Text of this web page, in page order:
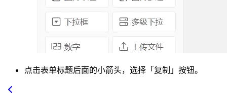
点击表单标题后面的小箭头，选择「复制」按钮。